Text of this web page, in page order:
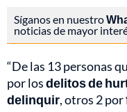
Síganos en nuestro
noticias de mayor
“De las 13 personas
por losdelitos de
delinquir, otros 2 por